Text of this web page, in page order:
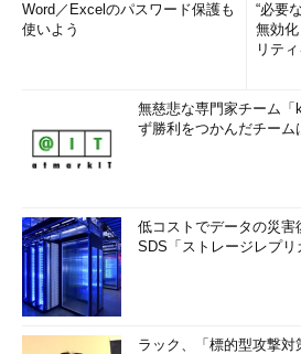
Word／Excelのパスワード保護も
使いよう
“必要
無効
リテ
無慈悲な専門家チーム「
ず勝利をつかんだチーム
低コストでデータの災
SDS「ストレージレプリ
ラック、「標的型攻撃